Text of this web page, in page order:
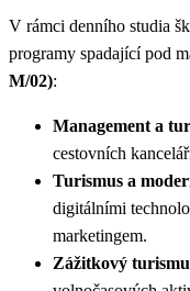
V rámci denního studia
programy spadající pod
M/02):
Management a
cestovních
Turismus a
digitálními
marketingem.
Zážitkový